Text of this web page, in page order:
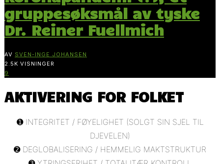
gruppesøksmål av tyske
Dr. Reiner Fuellmich
AV SVEN-INGE JOHANSEN
2.5K VISNINGER
9
AKTIVERING FOR FOLKET
➊ INTEGRITET / FØYELIGHET (SOLGT SIN SJEL TIL
DJEVELEN)
➋ DEGLOBALISERING / HEMMELIG MAKTSTRUKTUR